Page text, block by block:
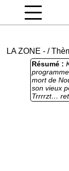
LA ZONE - /
Résumé :
mort de
son vieux
Trrrrzt…
Krrrrt…